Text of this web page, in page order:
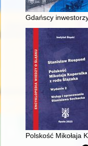
Gdańscy
Polskość Mikołaja